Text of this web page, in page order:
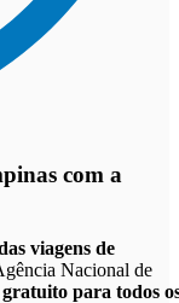
com a
viagens de
Nacional de
para todos